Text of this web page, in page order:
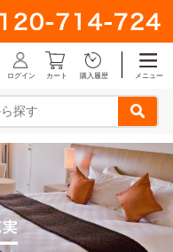
ログイン カート 購入履歴 メニュー